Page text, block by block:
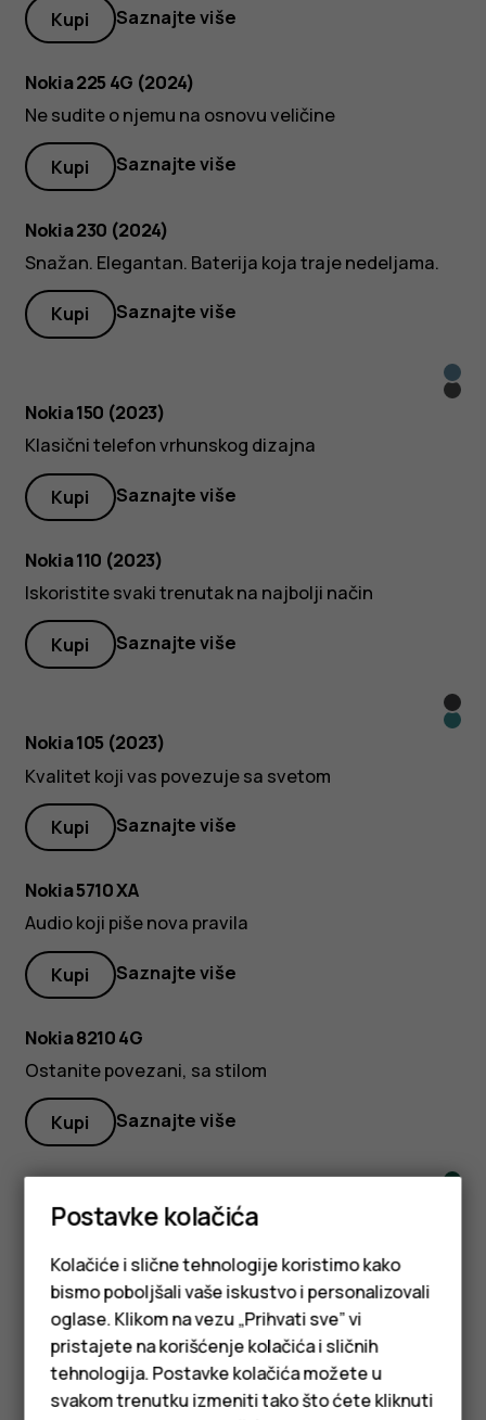
Pametni telefoni
Kupi Saznajte više
Nokia 225 4G (2024)
Ne sudite o njemu na osnovu veličine
Kupi Saznajte više
Nokia 230 (2024)
Snažan. Elegantan. Baterija koja traje nedeljama.
Kupi Saznajte više
Crna
Nokia 150 (2023)
Klasični telefon vrhunskog dizajna
Kupi Saznajte više
Nokia 110 (2023)
Iskoristite svaki trenutak na najbolji način
Kupi Saznajte više
Nokia 105 (2023)
Kvalitet koji vas povezuje sa svetom
Kupi Saznajte više
Nokia 5710 XA
Audio koji piše nova pravila
Kupi Saznajte više
Nokia 8210 4G
Ostanite povezani, sa stilom
Kupi Saznajte više
Lush
Nokia 2660 Flip 4G
Dobro došli na drugu stranu
Kupi Saznajte više
Nokia 6310
Legenda se vratila
Postavke kolačića
Kolačiće i slične tehnologije koristimo kako
bismo poboljšali vaše iskustvo i personalizovali
oglase. Klikom na vezu „Prihvati sve” vi
pristajete na korišćenje kolačića i sličnih
tehnologija. Postavke kolačića možete u
svakom trenutku izmeniti tako što ćete kliknuti